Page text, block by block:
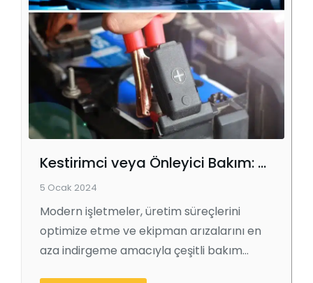
Kestirimci veya Önleyici Bakım: Hangisi Sizin İçin Doğru?
5 Ocak 2024
Modern işletmeler, üretim süreçlerini
optimize etme ve ekipman arızalarını en
aza indirgeme amacıyla çeşitli bakım…